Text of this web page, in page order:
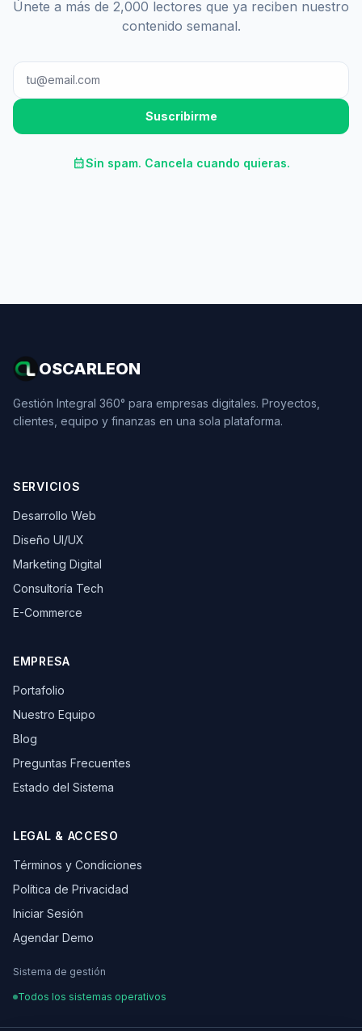
Únete a más de 2,000 lectores que ya reciben nuestro
contenido semanal.
Suscribirme
calendar_monthSin spam. Cancela cuando quieras.
OSCARLEON
Gestión Integral 360° para empresas digitales. Proyectos,
clientes, equipo y finanzas en una sola plataforma.
SERVICIOS
Desarrollo Web
Diseño UI/UX
Marketing Digital
Consultoría Tech
E-Commerce
EMPRESA
Portafolio
Nuestro Equipo
Blog
Preguntas Frecuentes
Estado del Sistema
LEGAL & ACCESO
Términos y Condiciones
Política de Privacidad
Iniciar Sesión
Agendar Demo
Sistema de gestión
Todos los sistemas operativos